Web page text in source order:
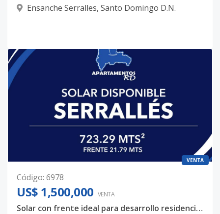
Ensanche Serralles, Santo Domingo D.N.
VENTA
Código: 6978
US$ 1,500,000 VENTA
Solar con frente ideal para desarrollo residencial en Serrallés